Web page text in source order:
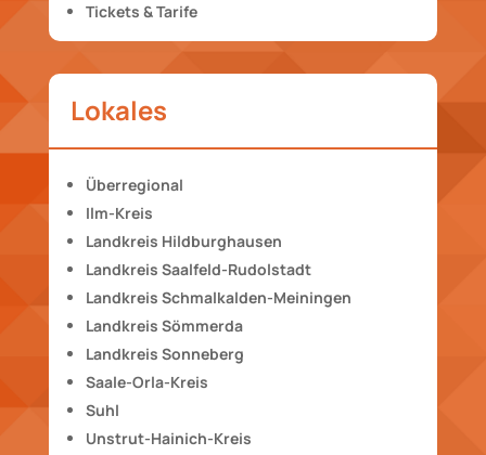
Tickets & Tarife
Lokales
Überregional
Ilm-Kreis
Landkreis Hildburghausen
Landkreis Saalfeld-Rudolstadt
Landkreis Schmalkalden-Meiningen
Landkreis Sömmerda
Landkreis Sonneberg
Saale-Orla-Kreis
Suhl
Unstrut-Hainich-Kreis